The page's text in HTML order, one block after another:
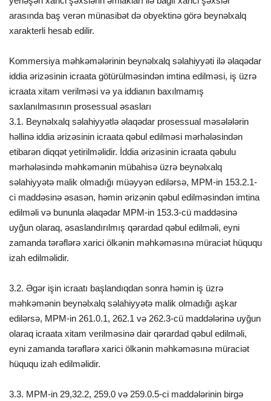
arasında baş verən münasibət də obyektinə görə beynəlxalq
xarakterli hesab edilir.
Kommersiya məhkəmələrinin beynəlxalq səlahiyyəti ilə əlaqədar
iddia ərizəsinin icraata götürülməsindən imtina edilməsi, iş üzrə
icraata xitam verilməsi və ya iddianın baxılmamış
saxlanılmasının prosessual əsasları
3.1. Beynəlxalq səlahiyyətlə əlaqədar prosessual məsələlərin
həllinə iddia ərizəsinin icraata qəbul edilməsi mərhələsindən
etibarən diqqət yetirilməlidir. İddia ərizəsinin icraata qəbulu
mərhələsində məhkəmənin mübahisə üzrə beynəlxalq
səlahiyyətə malik olmadığı müəyyən edilərsə, MPM-in 153.2.1-
ci maddəsinə əsasən, həmin ərizənin qəbul edilməsindən imtina
edilməli və bununla əlaqədar MPM-in 153.3-cü maddəsinə
uyğun olaraq, əsaslandırılmış qərardad qəbul edilməli, eyni
zamanda tərəflərə xarici ölkənin məhkəməsınə müraciət hüququ
izah edilməlidir.
3.2. Əgər işin icraatı başlandıqdan sonra həmin iş üzrə
məhkəmənin beynəlxalq səlahiyyətə malik olmadığı aşkar
edilərsə, MPM-in 261.0.1, 262.1 və 262.3-cü maddələrinə uyğun
olaraq icraata xitam verilməsinə dair qərardad qəbul edilməli,
eyni zamanda tərəflərə xarici ölkənin məhkəməsınə müraciət
hüququ izah edilməlidir.
3.3. MPM-in 29,32.2, 259.0 və 259.0.5-ci maddələrinin birgə